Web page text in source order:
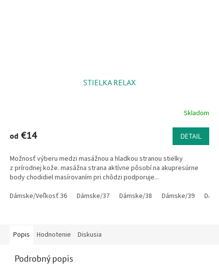
STIELKA RELAX
Skladom
od €14 DETAIL
Možnosť výberu medzi masážnou a hladkou stranou stielky
z prírodnej kože. masážna strana aktívne pôsobí na akupresúrne
body chodidiel masírovaním pri chôdzi podporuje...
Dámske/Veľkosť 36
Dámske/37 Dámske/38 Dámske/39
Popis Hodnotenie Diskusia
Podrobný popis